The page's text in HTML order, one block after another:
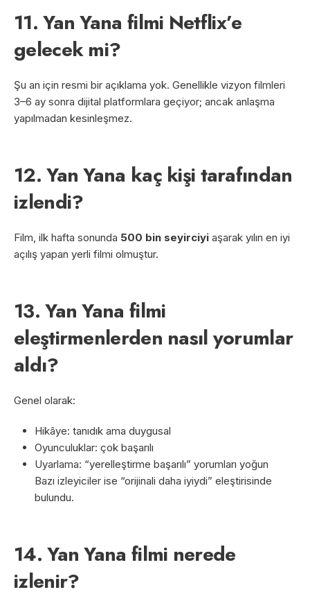
11. Yan Yana filmi Netflix’e
gelecek mi?
Şu an için resmi bir açıklama yok. Genellikle vizyon filmleri
3–6 ay sonra dijital platformlara geçiyor; ancak anlaşma
yapılmadan kesinleşmez.
12. Yan Yana kaç kişi tarafından
izlendi?
Film, ilk hafta sonunda 500 bin seyirciyi aşarak yılın en iyi
açılış yapan yerli filmi olmuştur.
13. Yan Yana filmi
eleştirmenlerden nasıl yorumlar
aldı?
Genel olarak:
Hikâye: tanıdık ama duygusal
Oyunculuklar: çok başarılı
Uyarlama: “yerelleştirme başarılı” yorumları yoğun
Bazı izleyiciler ise “orijinali daha iyiydi” eleştirisinde
bulundu.
14. Yan Yana filmi nerede
izlenir?